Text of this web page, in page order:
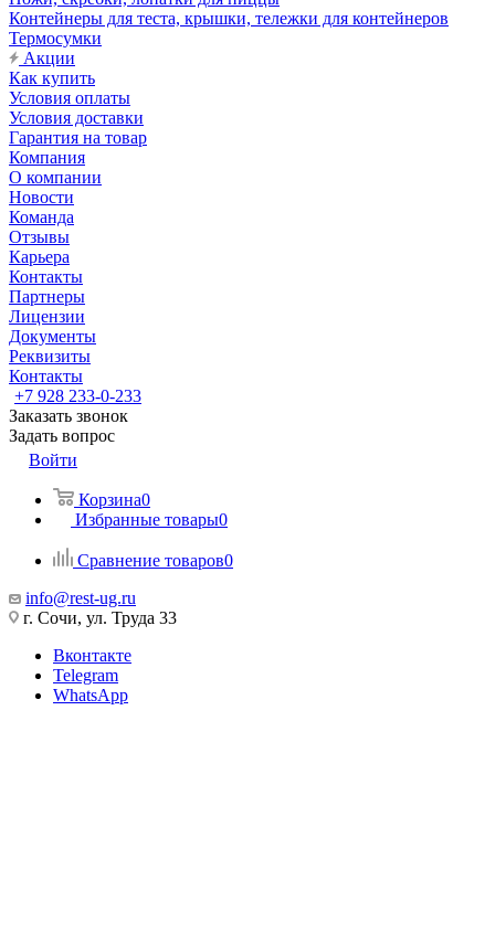
Контейнеры для теста, крышки, тележки для контейнеров
Термосумки
Акции
Как купить
Условия оплаты
Условия доставки
Гарантия на товар
Компания
О компании
Новости
Команда
Отзывы
Карьера
Контакты
Партнеры
Лицензии
Документы
Реквизиты
Контакты
+7 928 233-0-233
Заказать звонок
Задать вопрос
Войти
Корзина0
Избранные товары0
Сравнение товаров0
info@rest-ug.ru
г. Сочи, ул. Труда 33
Вконтакте
Telegram
WhatsApp